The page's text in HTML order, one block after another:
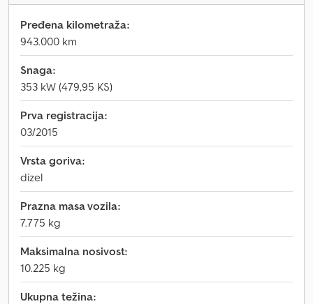
Pređena kilometraža:
943.000 km
Snaga:
353 kW (479,95 KS)
Prva registracija:
03/2015
Vrsta goriva:
dizel
Prazna masa vozila:
7.775 kg
Maksimalna nosivost:
10.225 kg
Ukupna težina: